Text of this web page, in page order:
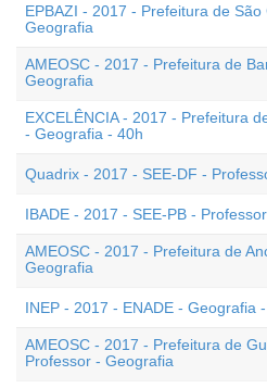
EPBAZI - 2017 - Prefeitura de
Geografia
AMEOSC - 2017 - Prefeitura de
Geografia
EXCELÊNCIA - 2017 - Prefeitura
- Geografia - 40h
Quadrix - 2017 - SEE-DF -
IBADE - 2017 - SEE-PB -
AMEOSC - 2017 - Prefeitura de
Geografia
INEP - 2017 - ENADE - Geografia
AMEOSC - 2017 - Prefeitura de
Professor - Geografia